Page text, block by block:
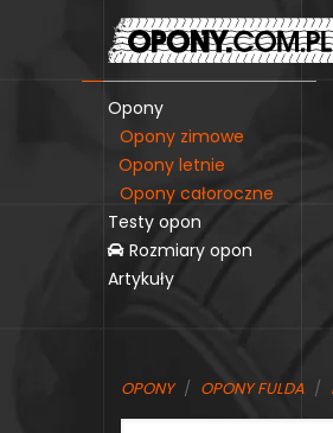
Opony
Opony zimowe
Opony letnie
Opony całoroczne
Testy opon
Rozmiary opon
Artykuły
OPONY OPONY FULDA